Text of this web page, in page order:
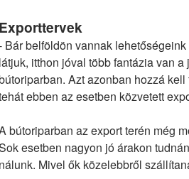
Exporttervek
Bár belföldön vannak
látjuk, itthon jóval több fantázia van
Azt azonban hozzá
ebben az esetben közvetett
bútoriparban az export terén még
esetben nagyon jó árakon
nálunk. Mivel ők közelebbről